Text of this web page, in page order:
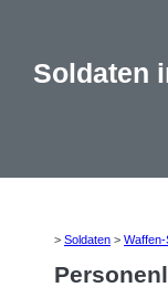
Soldaten
> Soldaten > Waffen-